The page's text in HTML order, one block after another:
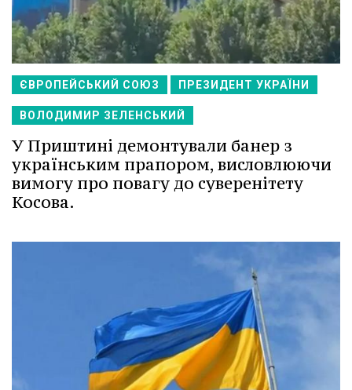
ЄВРОПЕЙСЬКИЙ СОЮЗ ПРЕЗИДЕНТ УКРАЇНИ
ВОЛОДИМИР ЗЕЛЕНСЬКИЙ
У Приштині демонтували банер з
українським прапором, висловлюючи
вимогу про повагу до суверенітету
Косова.